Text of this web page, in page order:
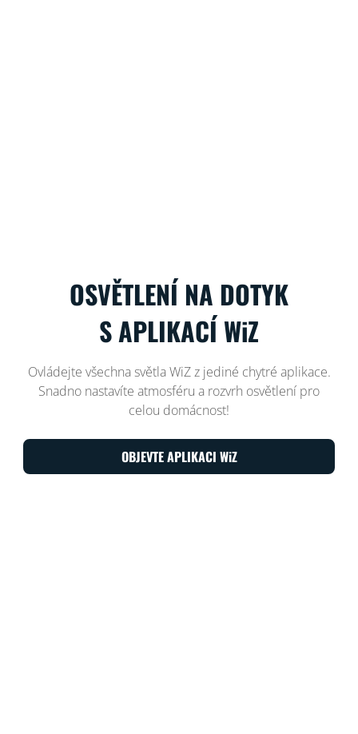
OSVĚTLENÍ NA DOTYK
S APLIKACÍ WiZ
Ovládejte všechna světla WiZ z jediné chytré aplikace.
Snadno nastavíte atmosféru a rozvrh osvětlení pro
celou domácnost!
OBJEVTE APLIKACI WiZ